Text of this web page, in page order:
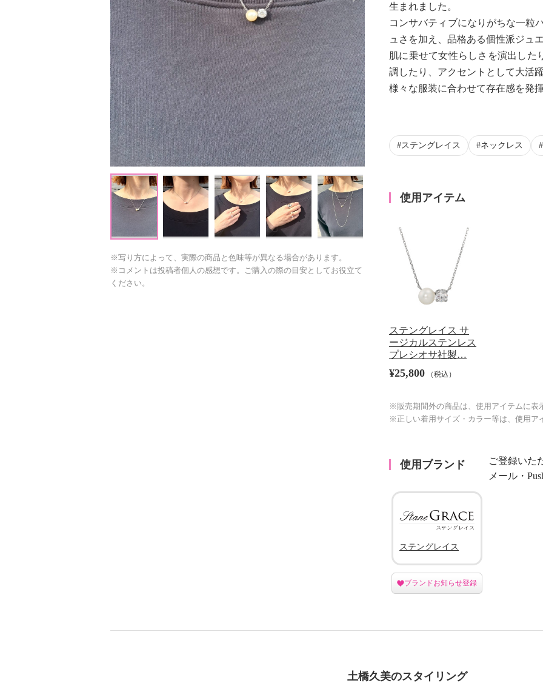
※写り方によって、実際の商品と色味等が異なる場合があります。
※コメントは投稿者個人の感想です。ご購入の際の目安としてお役立て
ください。
生まれました。
コンサバティブになりがちな一粒
ュさを加え、品格ある個性派ジュ
肌に乗せて女性らしさを演出した
調したり、アクセントとして大活
様々な服装に合わせて存在感を発揮
ステングレイス ネックレス
使用アイテム
ステングレイス サ
ージカルステンレス
プレシオサ社製…
¥25,800 （税込）
※販売期間外の商品は、使用アイテムに表
※正しい着用サイズ・カラー等は、使用ア
使用ブランド
ご登録いた
メール・
ステングレイス
ブランドお知らせ登録
土橋久美のスタイリング